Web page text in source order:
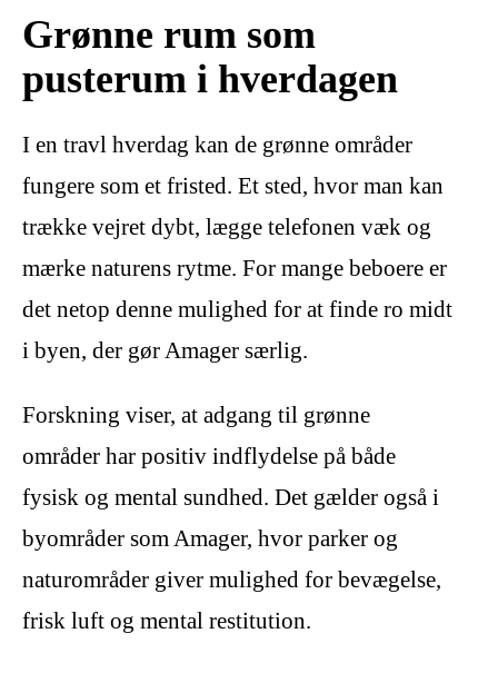
Grønne rum som
pusterum i hverdagen
I en travl hverdag kan de grønne områder
fungere som et fristed. Et sted, hvor man kan
trække vejret dybt, lægge telefonen væk og
mærke naturens rytme. For mange beboere er
det netop denne mulighed for at finde ro midt
i byen, der gør Amager særlig.
Forskning viser, at adgang til grønne
områder har positiv indflydelse på både
fysisk og mental sundhed. Det gælder også i
byområder som Amager, hvor parker og
naturområder giver mulighed for bevægelse,
frisk luft og mental restitution.